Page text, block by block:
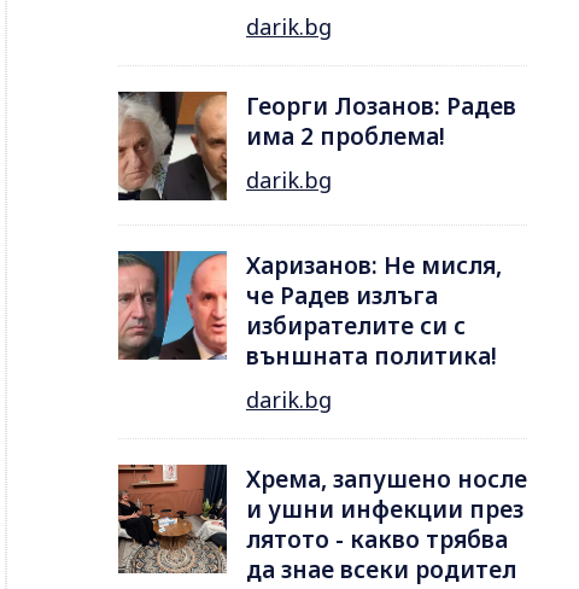
darik.bg
Георги Лозанов: Радев
има 2 проблема!
darik.bg
Харизанов: Не мисля,
че Радев излъга
избирателите си с
външната политика!
darik.bg
Хрема, запушено носле
и ушни инфекции през
лятотo - какво трябва
да знае всеки родител